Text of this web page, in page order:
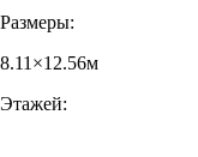
Размеры:
8.11×12.56м
Этажей: